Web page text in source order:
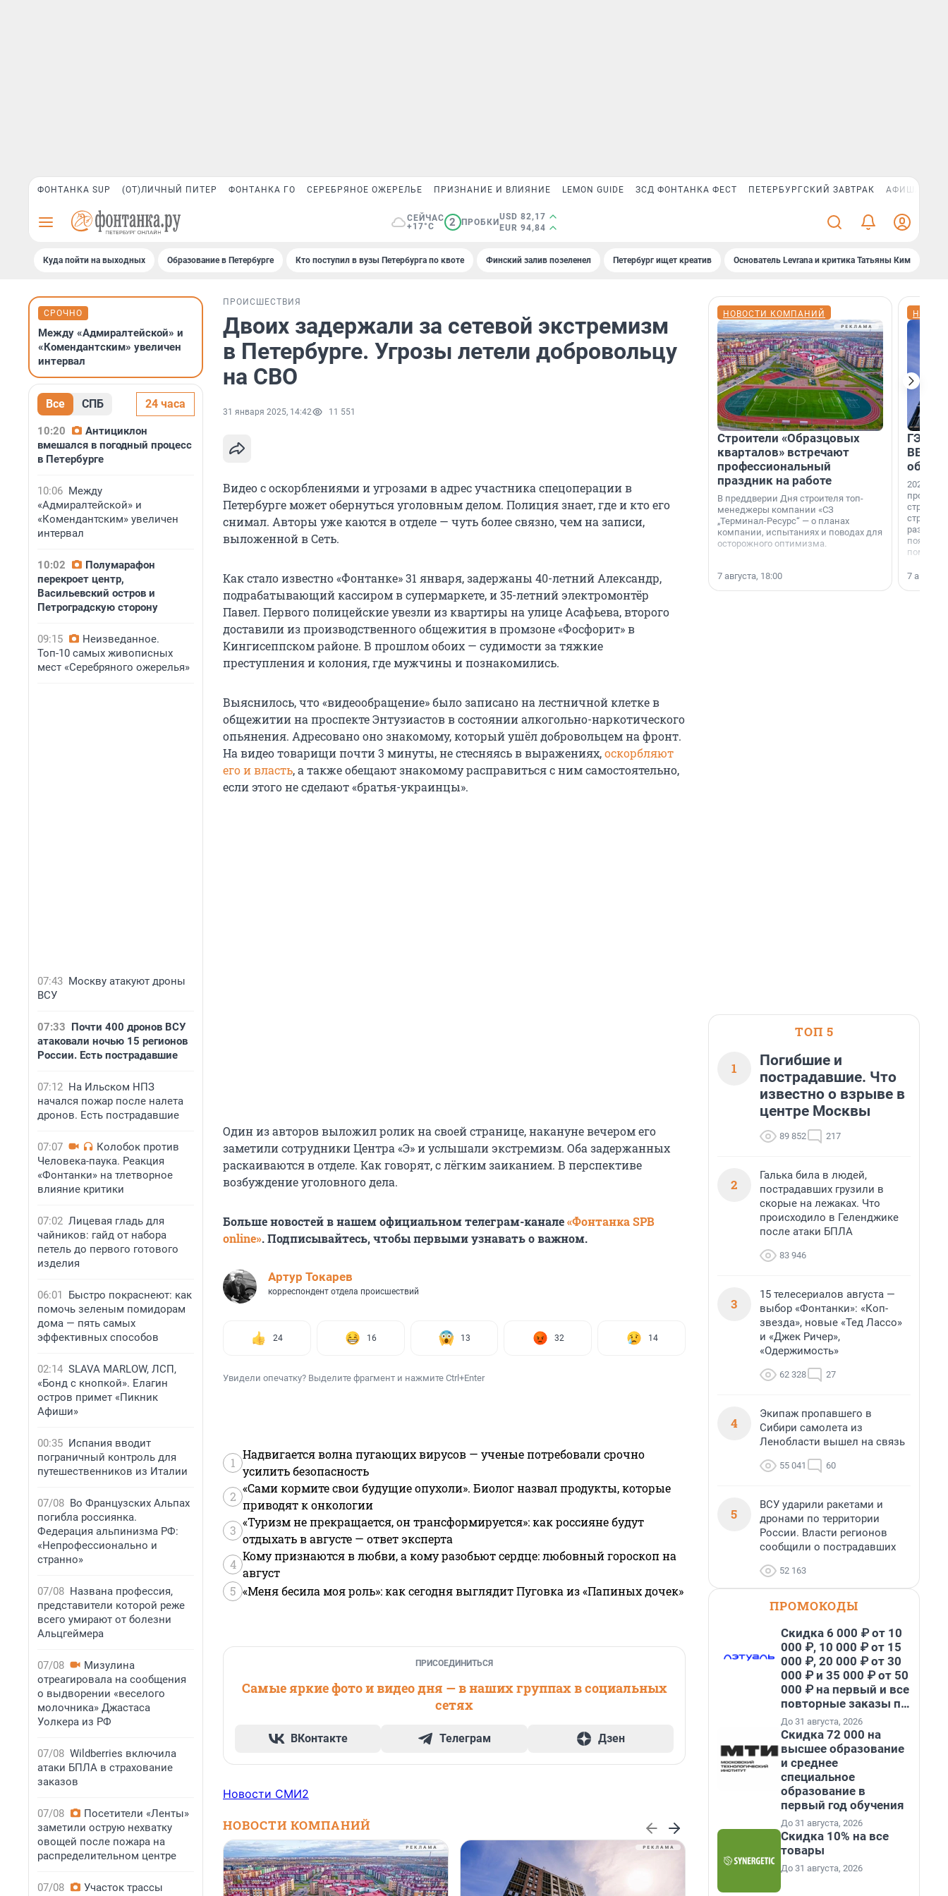
ФОНТАНКА SUP (ОТ)ЛИЧНЫЙ ПИТЕР ФОНТАНКА ГО СЕРЕБРЯНОЕ ОЖЕРЕЛЬЕ ПРИЗНАНИЕ И ВЛИЯНИЕ LEMON GUIDE ЗСД ФОНТАНКА ФЕСТ ПЕТЕРБУРГСКИЙ ЗАВТРАК АФИША PLUS
СЕЙЧАС
+17°C
2 ПРОБКИ
USD 82,17
EUR 94,84
Куда пойти на выходных Образование в Петербурге Кто поступил в вузы Петербурга по квоте Финский залив позеленел Петербург ищет креатив Основатель Levrana и критика Татьяны Ким
СРОЧНО
Между «Адмиралтейской» и
«Комендантским» увеличен
интервал
Все СПБ 24 часа
10:20
Антициклон
вмешался в погодный процесс
в Петербурге
10:06 Между
«Адмиралтейской» и
«Комендантским» увеличен
интервал
10:02
Полумарафон
перекроет центр,
Васильевский остров и
Петроградскую сторону
09:15
Неизведанное.
Топ-10 самых живописных
мест «Серебряного ожерелья»
07:43 Москву атакуют дроны
ВСУ
07:33 Почти 400 дронов ВСУ
атаковали ночью 15 регионов
России. Есть пострадавшие
07:12 На Ильском НПЗ
начался пожар после налета
дронов. Есть пострадавшие
07:07
Колобок против
Человека-паука. Реакция
«Фонтанки» на тлетворное
влияние критики
07:02 Лицевая гладь для
чайников: гайд от набора
петель до первого готового
изделия
06:01
Быстро покраснеют: как
помочь зеленым помидорам
дома — пять самых
эффективных способов
02:14 SLAVA MARLOW, ЛСП,
«Бонд с кнопкой». Елагин
остров примет «Пикник
Афиши»
00:35 Испания вводит
пограничный контроль для
путешественников из Италии
07/08 Во Французских Альпах
погибла россиянка.
Федерация альпинизма РФ:
«Непрофессионально и
странно»
07/08 Названа профессия,
представители которой реже
всего умирают от болезни
Альцгеймера
07/08
Мизулина
отреагировала на сообщения
о выдворении «веселого
молочника» Джастаса
Уолкера из РФ
07/08 Wildberries включила
атаки БПЛА в страхование
заказов
07/08
Посетители «Ленты»
заметили острую нехватку
овощей после пожара на
распределительном центре
07/08
Участок трассы
ПРОИСШЕСТВИЯ
Двоих задержали за сетевой экстремизм
в Петербурге. Угрозы летели добровольцу
на СВО
31 января 2025, 14:42 11 551
Видео с оскорблениями и угрозами в адрес участника спецоперации в
Петербурге может обернуться уголовным делом. Полиция знает, где и кто его
снимал. Авторы уже каются в отделе — чуть более связно, чем на записи,
выложенной в Сеть.
Как стало известно «Фонтанке» 31 января, задержаны 40-летний Александр,
подрабатывающий кассиром в супермаркете, и 35-летний электромонтёр
Павел. Первого полицейские увезли из квартиры на улице Асафьева, второго
доставили из производственного общежития в промзоне «Фосфорит» в
Кингисеппском районе. В прошлом обоих — судимости за тяжкие
преступления и колония, где мужчины и познакомились.
Выяснилось, что «видеообращение» было записано на лестничной клетке в
общежитии на проспекте Энтузиастов в состоянии алкогольно-наркотического
опьянения. Адресовано оно знакомому, который ушёл добровольцем на фронт.
На видео товарищи почти 3 минуты, не стесняясь в выражениях,оскорбляют
его и власть, а также обещают знакомому расправиться с ним самостоятельно,
если этого не сделают «братья-украинцы».
Один из авторов выложил ролик на своей странице, накануне вечером его
заметили сотрудники Центра «Э» и услышали экстремизм. Оба задержанных
раскаиваются в отделе. Как говорят, с лёгким заиканием. В перспективе
возбуждение уголовного дела.
Больше новостей в нашем официальном телеграм-канале«Фонтанка SPB
online». Подписывайтесь, чтобы первыми узнавать о важном.
Артур Токарев
корреспондент отдела происшествий
24 16 13 32 14
Увидели опечатку? Выделите фрагмент и нажмите Ctrl+Enter
1
Надвигается волна пугающих вирусов — ученые потребовали срочно
усилить безопасность
2
«Сами кормите свои будущие опухоли». Биолог назвал продукты, которые
приводят к онкологии
3
«Туризм не прекращается, он трансформируется»: как россияне будут
отдыхать в августе — ответ эксперта
4
Кому признаются в любви, а кому разобьют сердце: любовный гороскоп на
август
5 «Меня бесила моя роль»: как сегодня выглядит Пуговка из «Папиных дочек»
ПРИСОЕДИНИТЬСЯ
Самые яркие фото и видео дня — в наших группах в социальных
сетях
ВКонтакте Телеграм Дзен
Новости СМИ2
НОВОСТИ КОМПАНИЙ
НОВОСТИ КОМПАНИЙ
Строители «Образцовых
кварталов» встречают
профессиональный
праздник на работе
В преддверии Дня строителя топ-
менеджеры компании «СЗ
„Терминал-Ресурс“ — о планах
компании, испытаниях и поводах для
осторожного оптимизма.
7 августа, 18:00
ГЭС,
ВВП: в
об
2026-й —
раз. В
7
ТОП 5
1
Погибшие и
пострадавшие. Что
известно о взрыве в
центре Москвы
89 852 217
2
Галька била в людей,
пострадавших грузили в
скорые на лежаках. Что
происходило в Геленджике
после атаки БПЛА
83 946
3
15 телесериалов августа —
выбор «Фонтанки»: «Коп-
звезда», новые «Тед Лассо»
и «Джек Ричер»,
«Одержимость»
62 328 27
4
Экипаж пропавшего в
Сибири самолета из
Ленобласти вышел на связь
55 041 60
5
ВСУ ударили ракетами и
дронами по территории
России. Власти регионов
сообщили о пострадавших
52 163
ПРОМОКОДЫ
Скидка 6 000 ₽ от 10
000 ₽, 10 000 ₽ от 15
000 ₽, 20 000 ₽ от 30
000 ₽ и 35 000 ₽ от 50
000 ₽ на первый и все
повторные заказы по
промокоду НАБЕРИ
До 31 августа, 2026
Скидка 72 000 на
высшее образование
и среднее
специальное
образование в
первый год обучения
До 31 августа, 2026
Скидка 10% на все
товары
До 31 августа, 2026